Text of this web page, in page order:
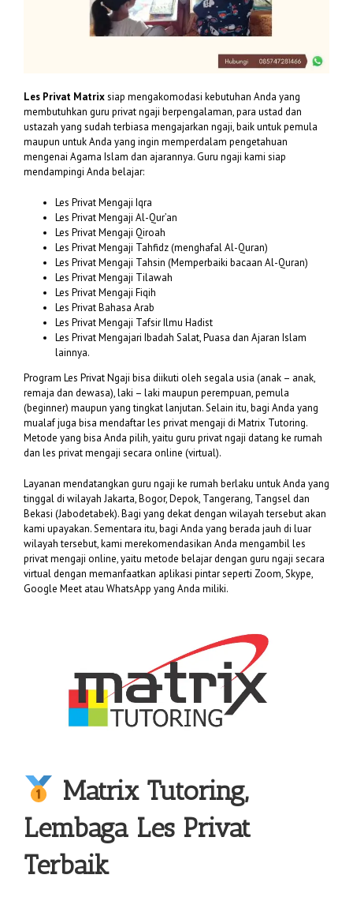
Les Privat Matrixsiap mengakomodasi kebutuhan Anda yang
membutuhkan guru privat ngaji berpengalaman, para ustad dan
ustazah yang sudah terbiasa mengajarkan ngaji, baik untuk pemula
maupun untuk Anda yang ingin memperdalam pengetahuan
mengenai Agama Islam dan ajarannya. Guru ngaji kami siap
mendampingi Anda belajar:
Les Privat Mengaji Iqra
Les Privat Mengaji Al-Qur’an
Les Privat Mengaji Qiroah
Les Privat Mengaji Tahfidz (menghafal Al-Quran)
Les Privat Mengaji Tahsin (Memperbaiki bacaan Al-Quran)
Les Privat Mengaji Tilawah
Les Privat Mengaji Fiqih
Les Privat Bahasa Arab
Les Privat Mengaji Tafsir Ilmu Hadist
Les Privat Mengajari Ibadah Salat, Puasa dan Ajaran Islam
lainnya.
Program Les Privat Ngaji bisa diikuti oleh segala usia (anak – anak,
remaja dan dewasa), laki – laki maupun perempuan, pemula
(beginner) maupun yang tingkat lanjutan. Selain itu, bagi Anda yang
mualaf juga bisa mendaftar les privat mengaji di Matrix Tutoring.
Metode yang bisa Anda pilih, yaitu guru privat ngaji datang ke rumah
dan les privat mengaji secara online (virtual).
Layanan mendatangkan guru ngaji ke rumah berlaku untuk Anda yang
tinggal di wilayah Jakarta, Bogor, Depok, Tangerang, Tangsel dan
Bekasi (Jabodetabek). Bagi yang dekat dengan wilayah tersebut akan
kami upayakan. Sementara itu, bagi Anda yang berada jauh di luar
wilayah tersebut, kami merekomendasikan Anda mengambil les
privat mengaji online, yaitu metode belajar dengan guru ngaji secara
virtual dengan memanfaatkan aplikasi pintar seperti Zoom, Skype,
Google Meet atau WhatsApp yang Anda miliki.
Matrix Tutoring,
Lembaga Les Privat
Terbaik